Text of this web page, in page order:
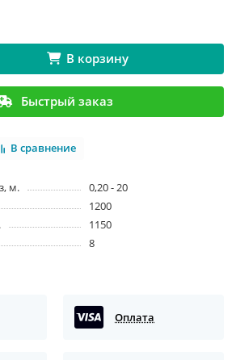
В корзину
Быстрый заказ
В сравнение
м.
0,20 - 20
1200
1150
8
Оплата